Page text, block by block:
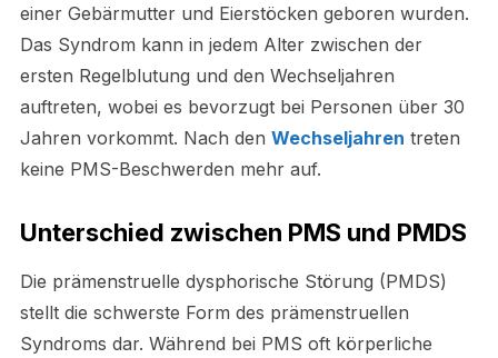
einer Gebärmutter und Eierstöcken geboren wurden.
Das Syndrom kann in jedem Alter zwischen der
ersten Regelblutung und den Wechseljahren
auftreten, wobei es bevorzugt bei Personen über 30
Jahren vorkommt. Nach den Wechseljahren treten
keine PMS-Beschwerden mehr auf.
Unterschied zwischen PMS und PMDS
Die prämenstruelle dysphorische Störung (PMDS)
stellt die schwerste Form des prämenstruellen
Syndroms dar. Während bei PMS oft körperliche